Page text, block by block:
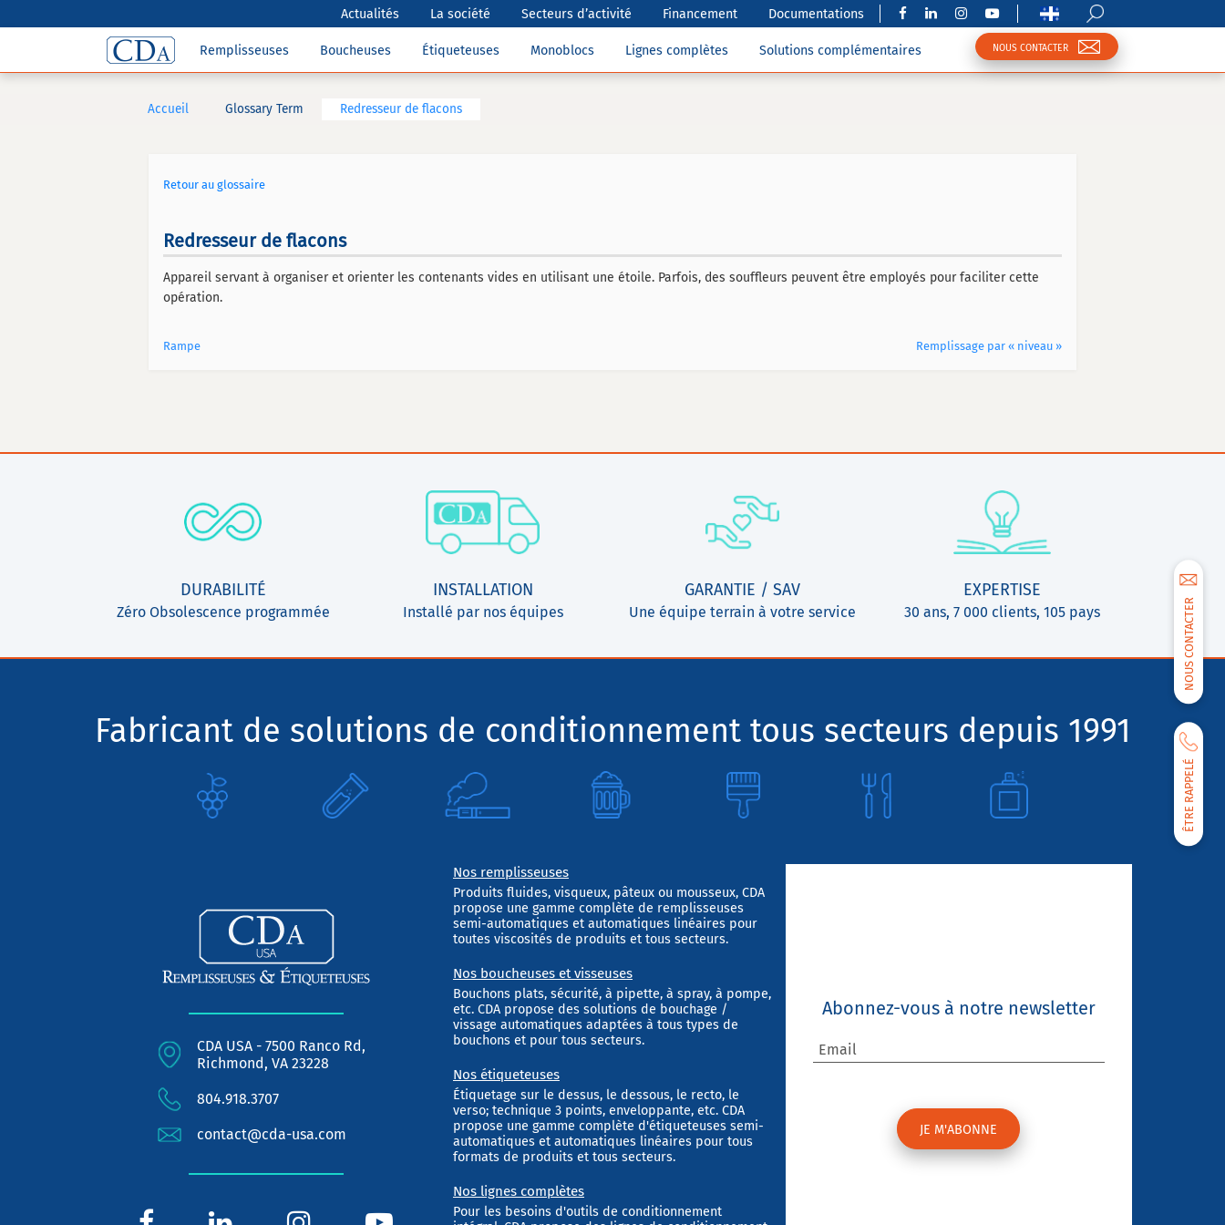
Actualités La société Secteurs d’activité Financement Documentations
Remplisseuses Boucheuses Étiqueteuses Monoblocs Lignes complètes Solutions complémentaires NOUS CONTACTER
NOUS CONTACTER
ÊTRE RAPPELÉ
Accueil Glossary Term Redresseur de flacons
Retour au glossaire
Redresseur de flacons
Appareil servant à organiser et orienter les contenants vides en utilisant une étoile. Parfois, des souffleurs peuvent être employés pour faciliter cette
opération.
Rampe Remplissage par « niveau »
DURABILITÉ
Zéro Obsolescence programmée
INSTALLATION
Installé par nos équipes
GARANTIE / SAV
Une équipe terrain à votre service
EXPERTISE
30 ans, 7 000 clients, 105 pays
Fabricant de solutions de conditionnement tous secteurs depuis 1991
CDA USA - 7500 Ranco Rd,
Richmond, VA 23228
804.918.3707
contact@cda-usa.com
Nos remplisseuses
Produits fluides, visqueux, pâteux ou mousseux, CDA
propose une gamme complète de remplisseuses
semi-automatiques et automatiques linéaires pour
toutes viscosités de produits et tous secteurs.
Nos boucheuses et visseuses
Bouchons plats, sécurité, à pipette, à spray, à pompe,
etc. CDA propose des solutions de bouchage /
vissage automatiques adaptées à tous types de
bouchons et pour tous secteurs.
Nos étiqueteuses
Étiquetage sur le dessus, le dessous, le recto, le
verso; technique 3 points, enveloppante, etc. CDA
propose une gamme complète d'étiqueteuses semi-
automatiques et automatiques linéaires pour tous
formats de produits et tous secteurs.
Nos lignes complètes
Pour les besoins d'outils de conditionnement
Abonnez-vous à notre newsletter
Email